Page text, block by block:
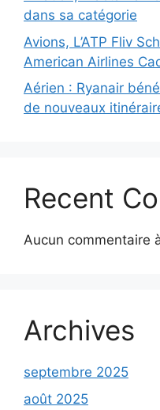
dans sa catégorie
Avions, L’ATP Fliv
American Airlines
Aérien : Ryanair
de nouveaux
Recent
Aucun commentaire
Archives
septembre 2025
août 2025